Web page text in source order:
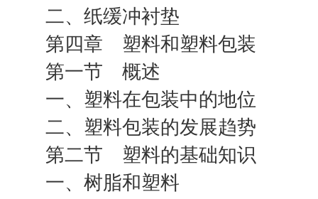
二、纸缓冲衬垫
第四章 塑料和塑料包装
第一节 概述
一、塑料在包装中的地位
二、塑料包装的发展趋势
第二节 塑料的基础知识
一、树脂和塑料